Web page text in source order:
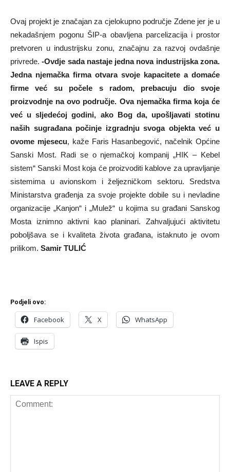
Ovaj projekt je značajan za cjelokupno područje Zdene jer je u
nekadašnjem pogonu ŠIP-a obavljena parcelizacija i prostor
pretvoren u industrijsku zonu, značajnu za razvoj ovdašnje
privrede.-Ovdje sada nastaje jedna nova industrijska zona.
Jedna njemačka firma otvara svoje kapacitete a domaće
firme već su počele s radom, prebacuju dio svoje
proizvodnje na ovo područje. Ova njemačka firma koja će
već u sljedećoj godini, ako Bog da, upošljavati stotinu
naših sugrađana počinje izgradnju svoga objekta već u
ovome mjesecu, kaže Faris Hasanbegović, načelnik Općine
Sanski Most. Radi se o njemačkoj kompanij „HIK – Kebel
sistem“ Sanski Most koja će proizvoditi kablove za upravljanje
sistemima u avionskom i željezničkom sektoru. Sredstva
Ministarstva građenja za svoje projekte dobile su i nevladine
organizacije „Kanjon“ i „Mulež“ u kojima su građani Sanskog
Mosta iznimno aktivni kao planinari. Zahvaljujući aktivitetu
poboljšava se i kvaliteta života građana, istaknuto je ovom
prilikom. Samir TULIĆ
Podjeli ovo:
Facebook X WhatsApp
Ispis
LEAVE A REPLY